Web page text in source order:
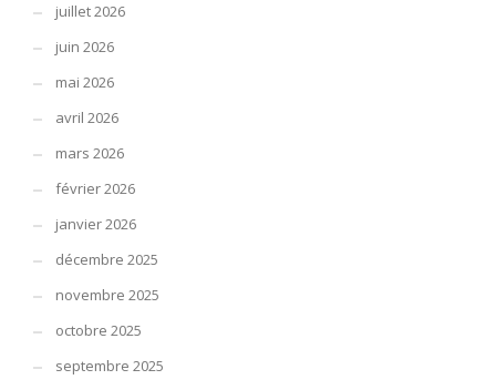
juillet 2026
juin 2026
mai 2026
avril 2026
mars 2026
février 2026
janvier 2026
décembre 2025
novembre 2025
octobre 2025
septembre 2025